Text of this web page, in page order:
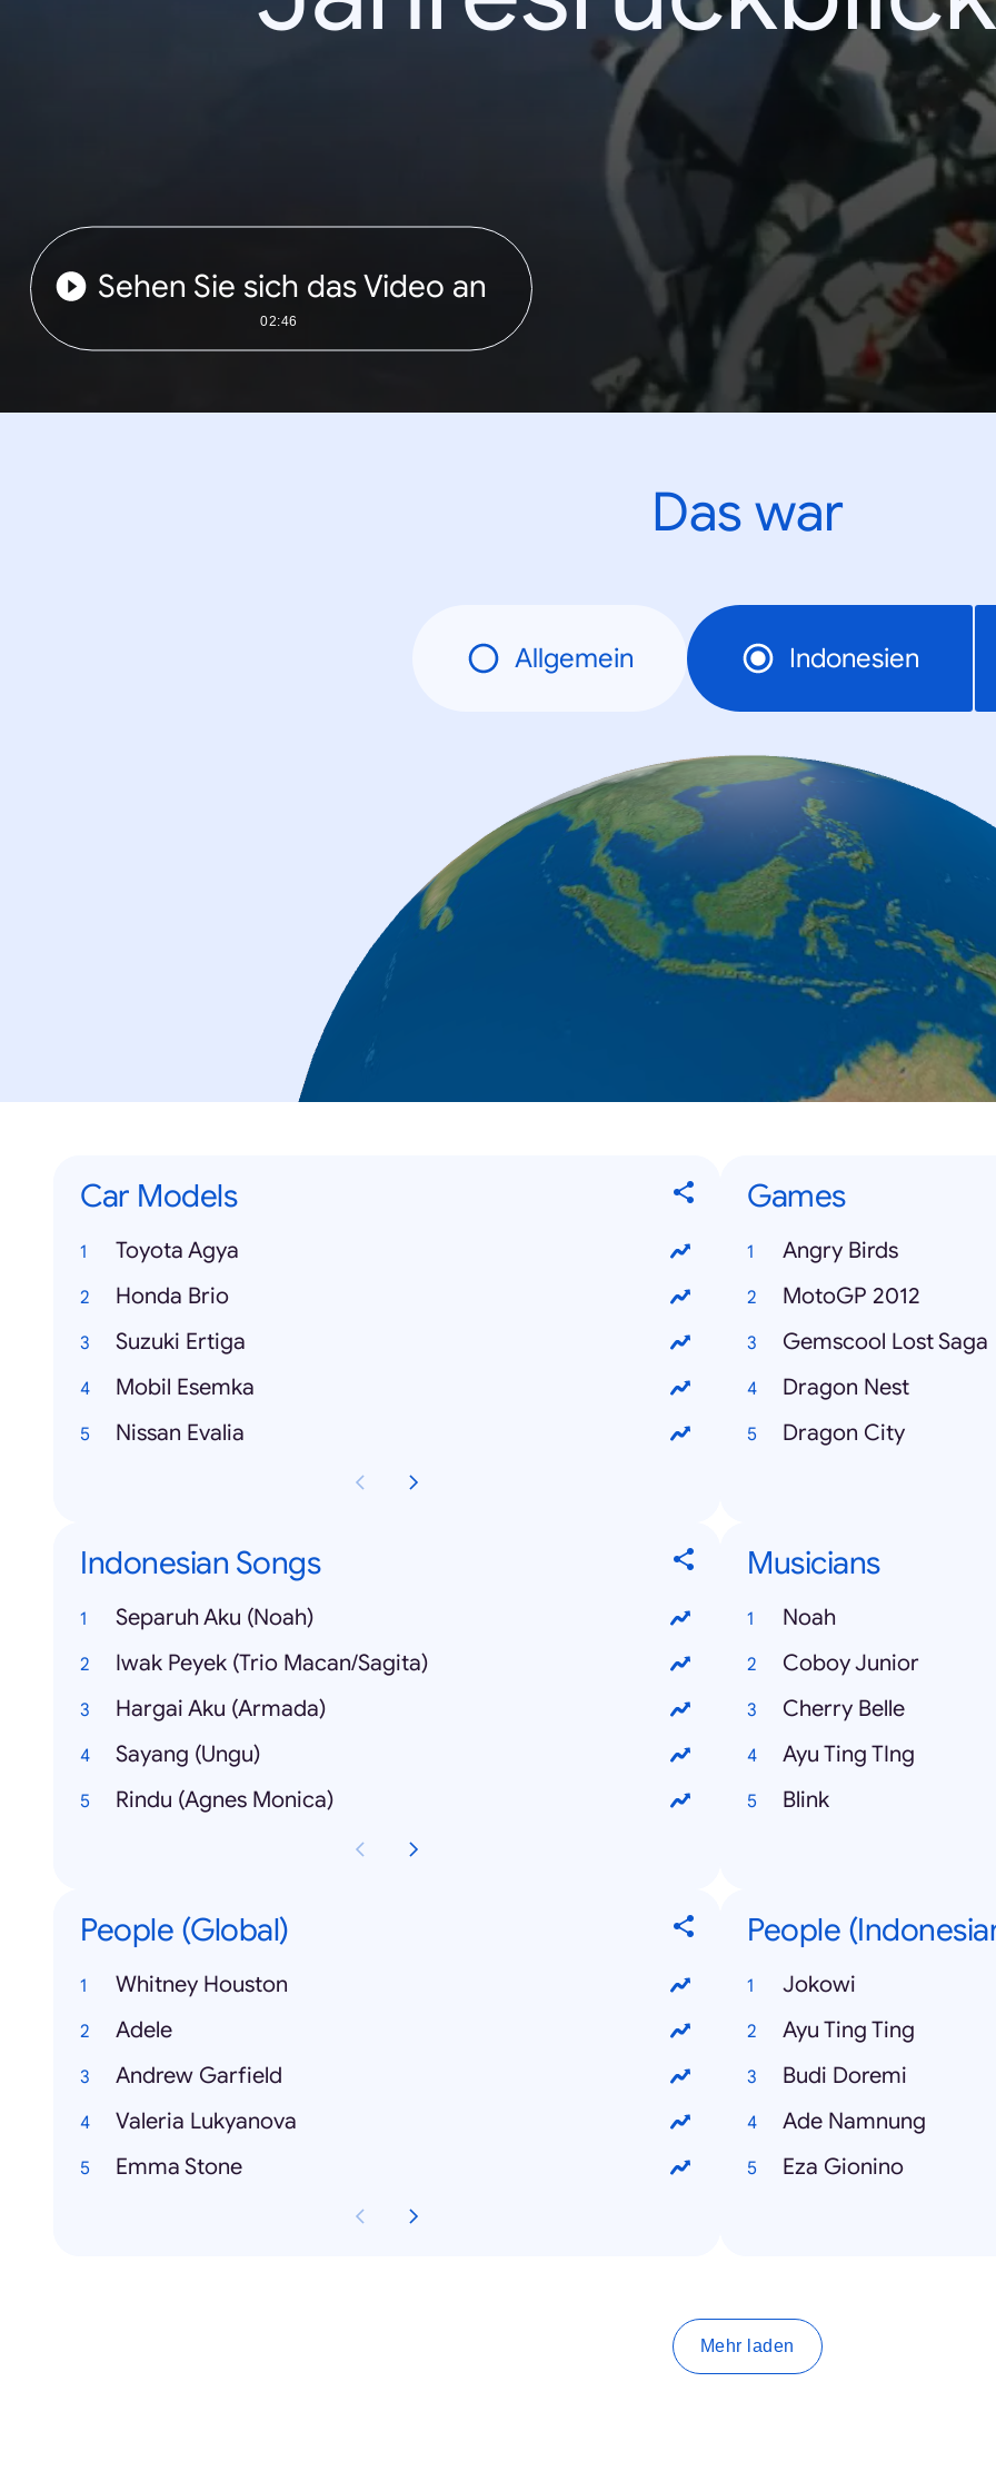
Sehen Sie sich das Video an
02:46
Das war
Allgemein Indonesien
Car Models
Toyota Agya
Honda Brio
Suzuki Ertiga
Mobil Esemka
Nissan Evalia
Games
Angry Birds
MotoGP 2012
Gemscool Lost Saga
Dragon Nest
Dragon City
Indonesian Songs
Separuh Aku (Noah)
Iwak Peyek (Trio Macan/Sagita)
Hargai Aku (Armada)
Sayang (Ungu)
Rindu (Agnes Monica)
Musicians
Noah
Coboy Junior
Cherry Belle
Ayu Ting TIng
Blink
People (Global)
Whitney Houston
Adele
Andrew Garfield
Valeria Lukyanova
Emma Stone
People
Jokowi
Ayu Ting Ting
Budi Doremi
Ade Namnung
Eza Gionino
Mehr laden